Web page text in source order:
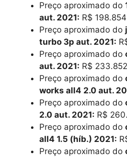
Preço aproximado do
aut. 2021: R$ 198.854
Preço aproximado do
turbo 3p aut. 2021:
Preço aproximado do
aut. 2021: R$ 233.852
Preço aproximado do
works all4 2.0 aut.
Preço aproximado do
2.0 aut. 2021: R$
Preço aproximado do
all4 1.5 (híb.) 2021:
Preço aproximado do